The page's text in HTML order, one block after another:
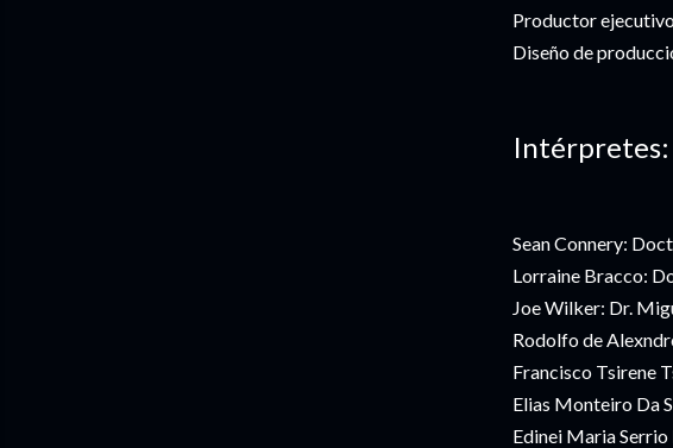
Productor
Diseño de
Intérpretes:
Sean Connery:
Lorraine Bracco:
Joe Wilker: Dr.
Rodolfo de
Francisco Tsirene
Elias Monteiro Da
Edinei Maria Serrio